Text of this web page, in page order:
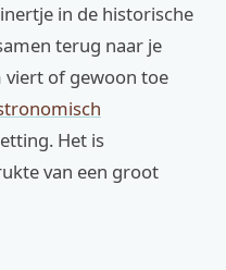
in de historische
terug naar je
viert of gewoon toe
Het is
van een groot